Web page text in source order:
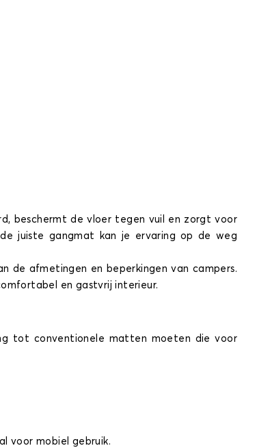
beschermt de vloer tegen vuil en zorgt voor
juiste gangmat kan je ervaring op de weg
de afmetingen en beperkingen van campers.
en gastvrij interieur.
tot conventionele matten moeten die voor
voor mobiel gebruik.